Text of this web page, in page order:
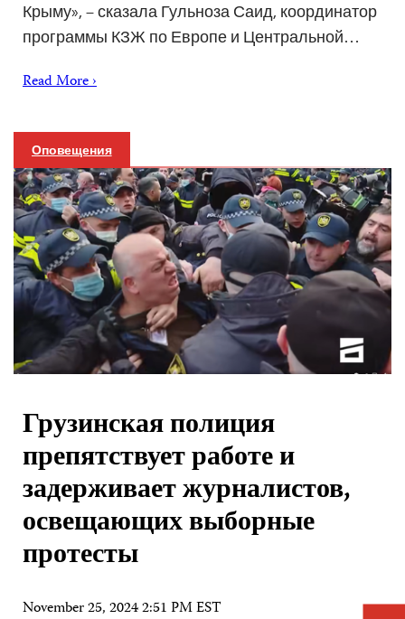
Крыму», – сказала Гульноза Саид, координатор
программы КЗЖ по Европе и Центральной…
Read More ›
Оповещения
Грузинская полиция
препятствует работе и
задерживает журналистов,
освещающих выборные
протесты
November 25, 2024 2:51 PM EST